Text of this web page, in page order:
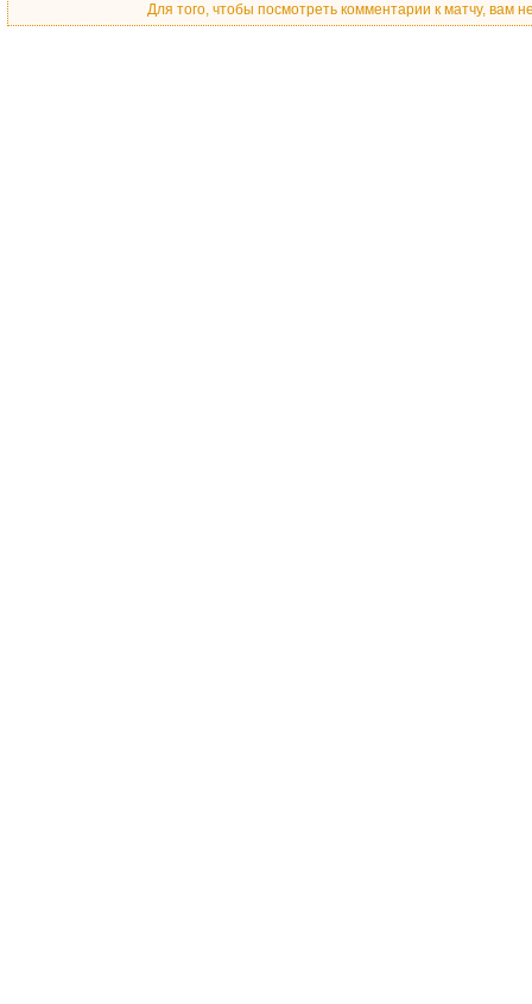
Для того, чтобы посмотреть комментарии к матчу, вам